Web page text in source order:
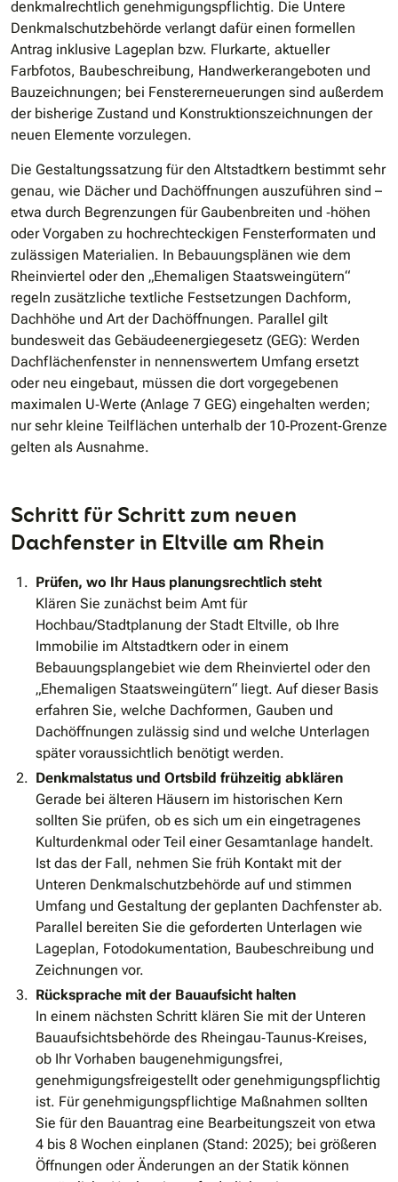
denkmalrechtlich genehmigungspflichtig. Die Untere
Denkmalschutzbehörde verlangt dafür einen formellen
Antrag inklusive Lageplan bzw. Flurkarte, aktueller
Farbfotos, Baubeschreibung, Handwerkerangeboten und
Bauzeichnungen; bei Fenstererneuerungen sind außerdem
der bisherige Zustand und Konstruktionszeichnungen der
neuen Elemente vorzulegen.
Die Gestaltungssatzung für den Altstadtkern bestimmt sehr
genau, wie Dächer und Dachöffnungen auszuführen sind –
etwa durch Begrenzungen für Gaubenbreiten und ‐höhen
oder Vorgaben zu hochrechteckigen Fensterformaten und
zulässigen Materialien. In Bebauungsplänen wie dem
Rheinviertel oder den „Ehemaligen Staatsweingütern“
regeln zusätzliche textliche Festsetzungen Dachform,
Dachhöhe und Art der Dachöffnungen. Parallel gilt
bundesweit das Gebäudeenergiegesetz (GEG): Werden
Dachflächenfenster in nennenswertem Umfang ersetzt
oder neu eingebaut, müssen die dort vorgegebenen
maximalen U‐Werte (Anlage 7 GEG) eingehalten werden;
nur sehr kleine Teilflächen unterhalb der 10‐Prozent‐Grenze
gelten als Ausnahme.
Schritt für Schritt zum neuen
Dachfenster in Eltville am Rhein
Prüfen, wo Ihr Haus planungsrechtlich steht
Klären Sie zunächst beim Amt für
Hochbau/Stadtplanung der Stadt Eltville, ob Ihre
Immobilie im Altstadtkern oder in einem
Bebauungsplangebiet wie dem Rheinviertel oder den
„Ehemaligen Staatsweingütern“ liegt. Auf dieser Basis
erfahren Sie, welche Dachformen, Gauben und
Dachöffnungen zulässig sind und welche Unterlagen
später voraussichtlich benötigt werden.
Denkmalstatus und Ortsbild frühzeitig abklären
Gerade bei älteren Häusern im historischen Kern
sollten Sie prüfen, ob es sich um ein eingetragenes
Kulturdenkmal oder Teil einer Gesamtanlage handelt.
Ist das der Fall, nehmen Sie früh Kontakt mit der
Unteren Denkmalschutzbehörde auf und stimmen
Umfang und Gestaltung der geplanten Dachfenster ab.
Parallel bereiten Sie die geforderten Unterlagen wie
Lageplan, Fotodokumentation, Baubeschreibung und
Zeichnungen vor.
Rücksprache mit der Bauaufsicht halten
In einem nächsten Schritt klären Sie mit der Unteren
Bauaufsichtsbehörde des Rheingau‐Taunus‐Kreises,
ob Ihr Vorhaben baugenehmigungsfrei,
genehmigungsfreigestellt oder genehmigungspflichtig
ist. Für genehmigungspflichtige Maßnahmen sollten
Sie für den Bauantrag eine Bearbeitungszeit von etwa
4 bis 8 Wochen einplanen (Stand: 2025); bei größeren
Öffnungen oder Änderungen an der Statik können